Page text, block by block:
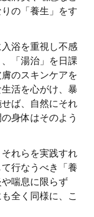
の「養生」をす
浴を重視し不感
「湯治」を日課
のスキンケアを
活を心がけ、暴
ば、自然にそれ
身体はそのよう
れらを実践すれ
行なうべき「養
喘息に限らず
全く同様に、こ